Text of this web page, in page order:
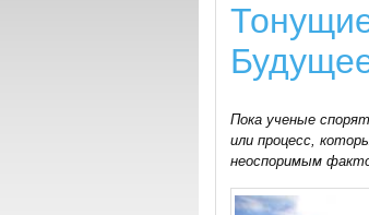
Пока ученые
или процесс,
неоспоримым